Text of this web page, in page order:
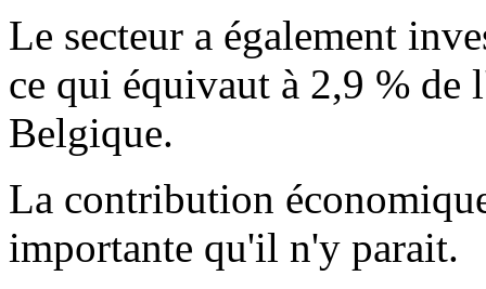
Le secteur a également
ce qui équivaut à 2,9 % de
Belgique.
La contribution
importante qu'il n'y parait.